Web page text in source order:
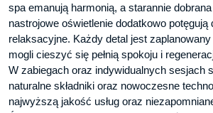
spa emanują harmonią, a starannie
nastrojowe oświetlenie dodatkowo potęgują
relaksacyjne. Każdy detal jest
mogli cieszyć się pełnią spokoju i
W zabiegach oraz indywidualnych sesjach
naturalne składniki oraz nowoczesne
najwyższą jakość usług oraz